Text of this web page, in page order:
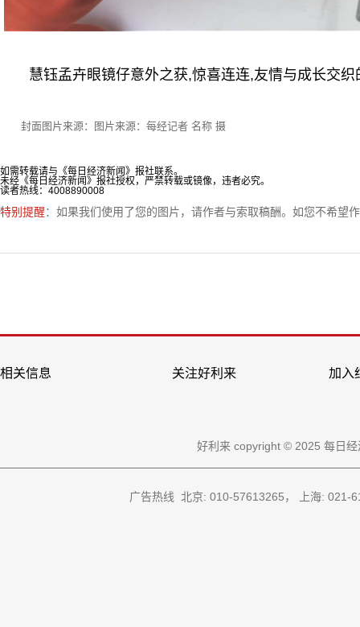
慧钰孟卉眼镜仔意外之获,惊喜连连,友情与成长交织
封面图片来源：图片来源：每经记者 名称 摄
如需转载请与《每日经济新闻》报社联系。
未经《每日经济新闻》报社授权，严禁转载或镜像，违者必究。
读者热线：4008890008
特别提醒：如果我们使用了您的图片，请作者与索取稿酬。如您不希望
相关信息 关注好利来 加入
好利来 copyright © 2025 每日
广告热线 北京: 010-57613265， 上海: 021-